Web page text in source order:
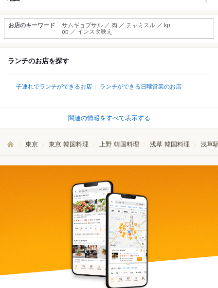
お店のキーワード
サムギョプサル ／ 肉 ／ チャミスル ／ kp
op ／ インスタ映え
ランチのお店を探す
子連れでランチができるお店 ランチができる日曜営業のお店
関連の情報をすべて表示する
東京 東京 韓国料理 上野 韓国料理 浅草 韓国料理 浅草